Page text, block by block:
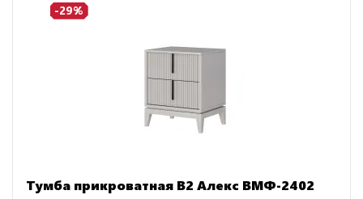
-29%
Тумба прикроватная В2 Алекс ВМФ-2402